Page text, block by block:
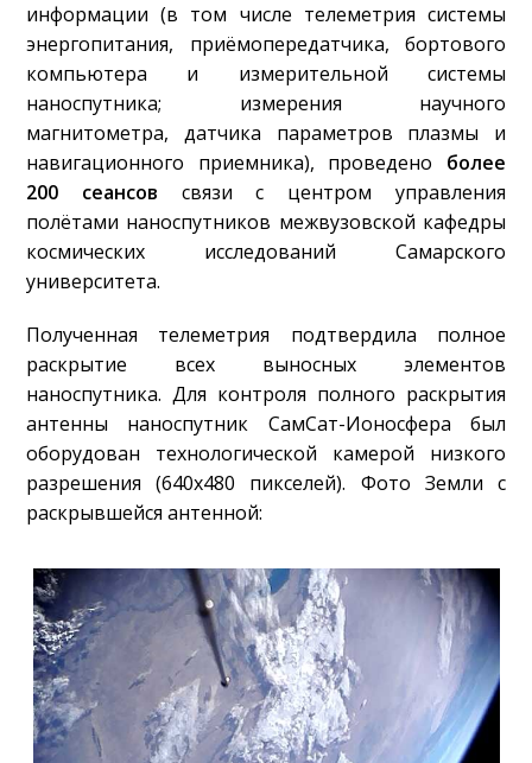
информации (в том числе телеметрия системы
энергопитания, приёмопередатчика, бортового
компьютера и измерительной системы
наноспутника; измерения научного
магнитометра, датчика параметров плазмы и
навигационного приемника), проведено более
200 сеансов связи с центром управления
полётами наноспутников межвузовской кафедры
космических исследований Самарского
университета.
Полученная телеметрия подтвердила полное
раскрытие всех выносных элементов
наноспутника. Для контроля полного раскрытия
антенны наноспутник СамСат-Ионосфера был
оборудован технологической камерой низкого
разрешения (640х480 пикселей). Фото Земли с
раскрывшейся антенной: